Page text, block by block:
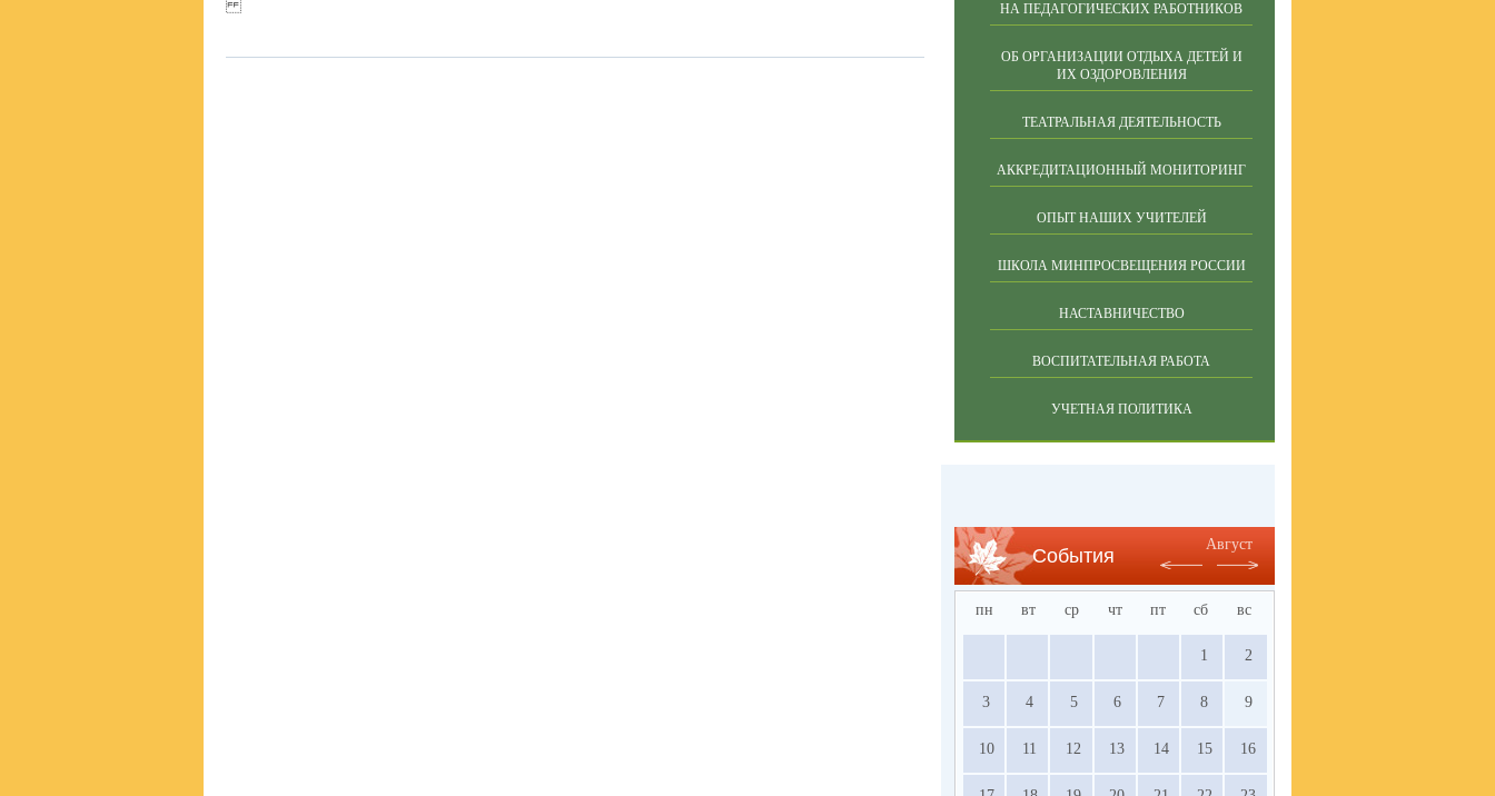
НА ПЕДАГОГИЧЕСКИХ РАБОТНИКОВ
ОБ ОРГАНИЗАЦИИ ОТДЫХА ДЕТЕЙ И
ИХ ОЗДОРОВЛЕНИЯ
ТЕАТРАЛЬНАЯ ДЕЯТЕЛЬНОСТЬ
АККРЕДИТАЦИОННЫЙ МОНИТОРИНГ
ОПЫТ НАШИХ УЧИТЕЛЕЙ
ШКОЛА МИНПРОСВЕЩЕНИЯ РОССИИ
НАСТАВНИЧЕСТВО
ВОСПИТАТЕЛЬНАЯ РАБОТА
УЧЕТНАЯ ПОЛИТИКА
События
Август
пн вт ср чт пт сб вс
1 2
3 4 5 6 7 8 9
10 11 12 13 14 15 16